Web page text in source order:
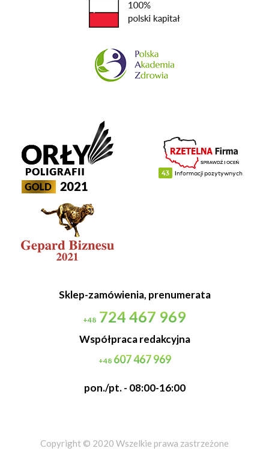
Sklep-zamówienia, prenumerata
+48 724 467 969
Współpraca redakcyjna
+48607 467 969
pon./pt. - 08:00-16:00
Copyright © 2020 Wszelkie prawa zastrzeżone